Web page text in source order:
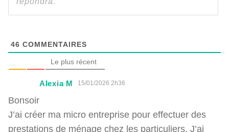
46 COMMENTAIRES
Le plus récent
Alexia M 15/01/2026 2h36
Bonsoir
J’ai créer ma micro entreprise pour effectuer des
prestations de ménage chez les particuliers. J’ai